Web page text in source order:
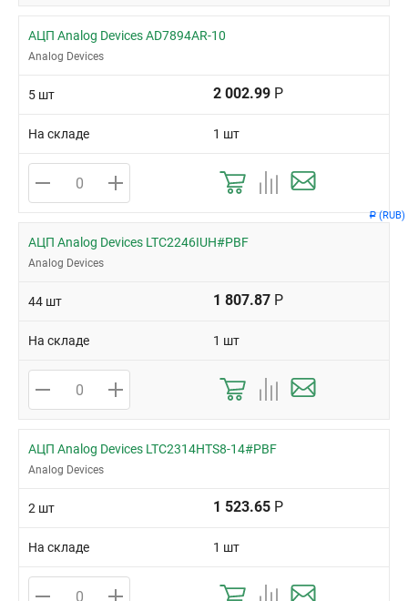
Р (RUB)
АЦП Analog Devices AD7894AR-10
Analog Devices
5 шт 2 002.99 Р
На складе 1 шт
АЦП Analog Devices LTC2246IUH#PBF
Analog Devices
44 шт 1 807.87 Р
На складе 1 шт
АЦП Analog Devices LTC2314HTS8-14#PBF
Analog Devices
2 шт 1 523.65 Р
На складе 1 шт